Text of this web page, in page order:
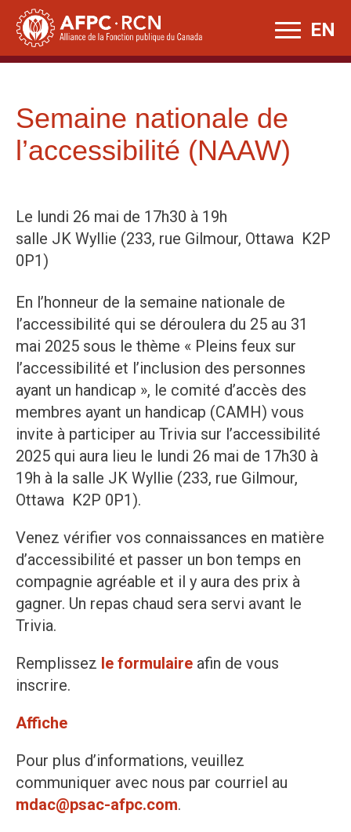
Skip
content
EN
Semaine nationale de
l’accessibilité (NAAW)
Le lundi 26 mai de 17h30 à 19h
salle JK Wyllie (233, rue Gilmour, Ottawa K2P
0P1)
En l’honneur de la semaine nationale de
l’accessibilité qui se déroulera du 25 au 31
mai 2025 sous le thème « Pleins feux sur
l’accessibilité et l’inclusion des personnes
ayant un handicap », le comité d’accès des
membres ayant un handicap (CAMH) vous
invite à participer au Trivia sur l’accessibilité
2025 qui aura lieu le lundi 26 mai de 17h30 à
19h à la salle JK Wyllie (233, rue Gilmour,
Ottawa K2P 0P1).
Venez vérifier vos connaissances en matière
d’accessibilité et passer un bon temps en
compagnie agréable et il y aura des prix à
gagner. Un repas chaud sera servi avant le
Trivia.
Remplissez le formulaire afin de vous
inscrire.
Affiche
Pour plus d’informations, veuillez
communiquer avec nous par courriel au
mdac@psac-afpc.com.